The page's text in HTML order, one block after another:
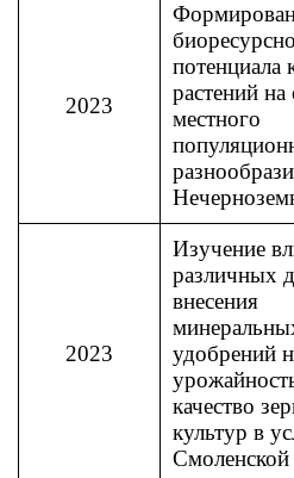
2023
потенциала
растений на
местного
2023
Изучение
различных
внесения
удобрений
качество
культур в
Смоленской